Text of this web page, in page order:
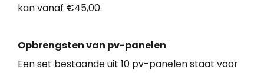
kan vanaf €45,00.
Opbrengsten van pv-panelen
Een set bestaande uit 10 pv-panelen staat voor